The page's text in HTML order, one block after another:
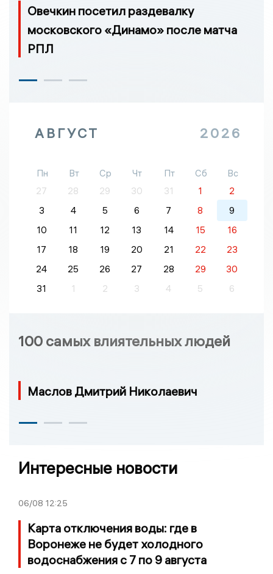
Овечкин посетил раздевалку
московского «Динамо» после матча
РПЛ
АВГУСТ 2026
Пн Вт Ср Чт Пт Сб
Вс
27
28 29 30 31 1
2
3
4 5 6 7 8
9
10
11 12 13 14 15
16
17
18 19 20 21 22
23
24
25 26 27 28 29
30
31
1 2 3 4 5 6
100 самых влиятельных людей
Маслов Дмитрий Николаевич
Интересные новости
06/08 12:25
Карта отключения воды: где в
Воронеже не будет холодного
водоснабжения с 7 по 9 августа